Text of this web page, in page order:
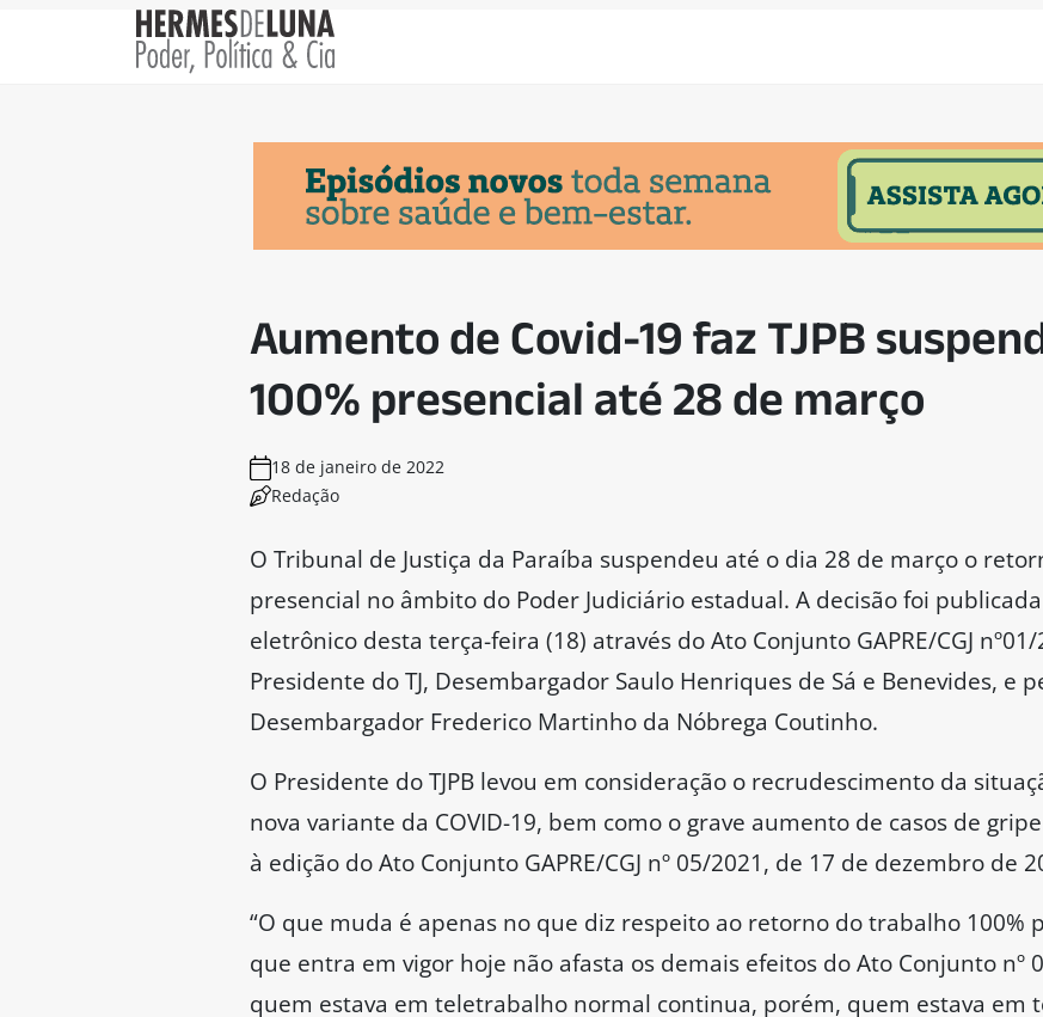
Aumento de Covid-19 faz TJPB
100% presencial até 28 de março
18 de janeiro de 2022
Redação
O Tribunal de Justiça da Paraíba suspendeu até o dia 28 de março o
presencial no âmbito do Poder Judiciário estadual. A decisão foi
eletrônico desta terça-feira (18) através do Ato Conjunto GAPRE/CGJ
Presidente do TJ, Desembargador Saulo Henriques de Sá e Benevides, e
Desembargador Frederico Martinho da Nóbrega Coutinho.
O Presidente do TJPB levou em consideração o recrudescimento da
nova variante da COVID-19, bem como o grave aumento de casos de
à edição do Ato Conjunto GAPRE/CGJ nº 05/2021, de 17 de dezembro de
“O que muda é apenas no que diz respeito ao retorno do trabalho 100%
que entra em vigor hoje não afasta os demais efeitos do Ato Conjunto nº
quem estava em teletrabalho normal continua, porém, quem estava em